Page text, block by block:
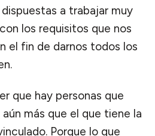
a trabajar muy
los requisitos que nos
el fin de darnos todos los
que hay personas que
más que el que tiene la
Porque lo que